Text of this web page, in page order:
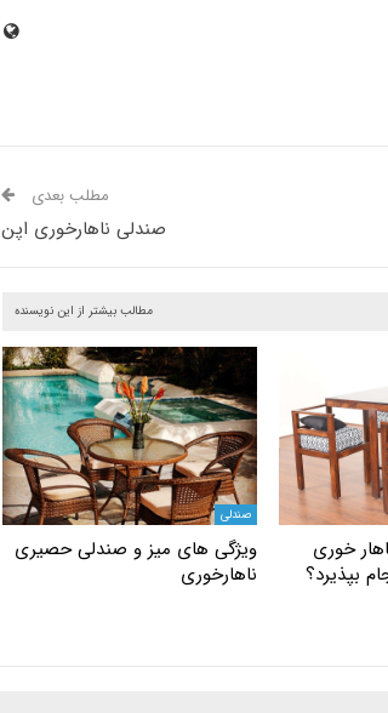
مطلب بعدی
صندلی ناهارخوری اپن
مطالب بیشتر از این نویسنده
خوری
بپذیرد؟
صندلی
ویژگی های میز و صندلی حصیری
ناهارخوری